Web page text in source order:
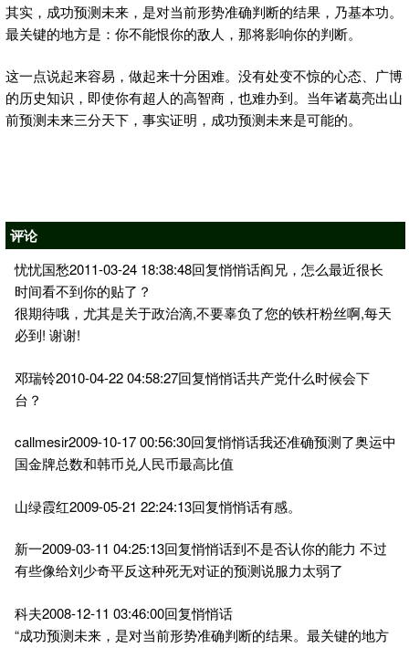
其实，成功预测未来，是对当前形势准确判断的结果，乃基本功。
最关键的地方是：你不能恨你的敌人，那将影响你的判断。
这一点说起来容易，做起来十分困难。没有处变不惊的心态、广博
的历史知识，即使你有超人的高智商，也难办到。当年诸葛亮出山
前预测未来三分天下，事实证明，成功预测未来是可能的。
评论
忧忧国愁2011-03-24 18:38:48回复悄悄话阎兄，怎么最近很长
时间看不到你的贴了？
很期待哦，尤其是关于政治滴,不要辜负了您的铁杆粉丝啊,每天
必到! 谢谢!
邓瑞铃2010-04-22 04:58:27回复悄悄话共产党什么时候会下
台？
callmesir2009-10-17 00:56:30回复悄悄话我还准确预测了奥运中
国金牌总数和韩币兑人民币最高比值
山绿霞红2009-05-21 22:24:13回复悄悄话有感。
新一2009-03-11 04:25:13回复悄悄话到不是否认你的能力 不过
有些像给刘少奇平反这种死无对证的预测说服力太弱了
科夫2008-12-11 03:46:00回复悄悄话
“成功预测未来，是对当前形势准确判断的结果。最关键的地方